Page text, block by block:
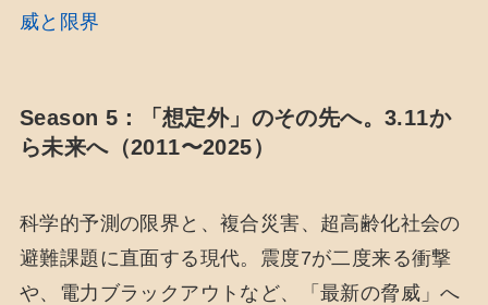
威と限界
Season 5：「想定外」のその先へ。3.11か
ら未来へ（2011〜2025）
科学的予測の限界と、複合災害、超高齢化社会の
避難課題に直面する現代。震度7が二度来る衝撃
や、電力ブラックアウトなど、「最新の脅威」へ